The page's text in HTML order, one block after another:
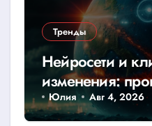
Тренды
Нейросети и
изменения:
катастроф
Юлия Авг 4, 2026